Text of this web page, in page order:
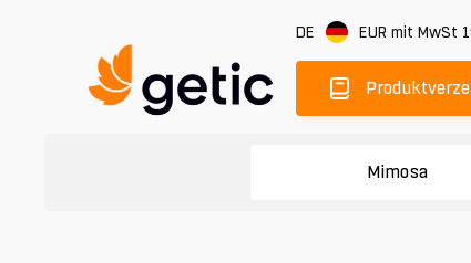
DE EUR mit MwSt
Mimosa